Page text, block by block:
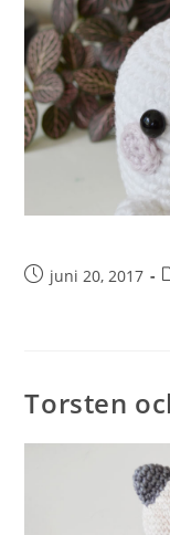
juni 20, 2017
Torsten